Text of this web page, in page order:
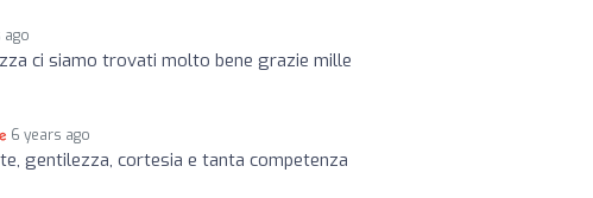
ago
ci siamo trovati molto bene grazie mille
6 years ago
gentilezza, cortesia e tanta competenza